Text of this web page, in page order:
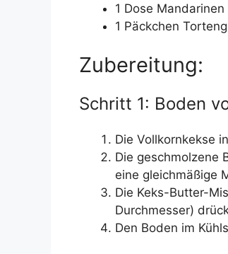
1 Dose
1 Päckchen
Zubereitung:
Schritt 1: Boden
Die Vollkornkekse
Die geschmolzene
eine gleichmäßige
Die Keks-Butter-
Durchmesser)
Den Boden im